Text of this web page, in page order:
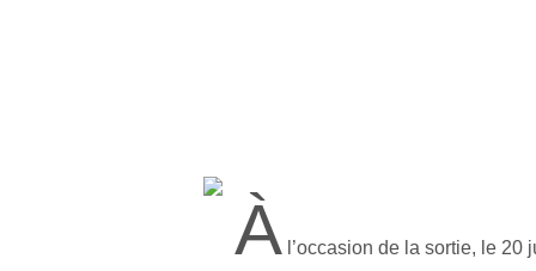
À l’occasion de la sortie, le 20